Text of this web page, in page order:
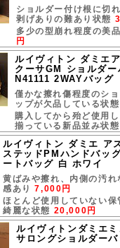
ショルダー付け根に切
剥げありの難あり状態
多少の型崩れ程度の美
円
ルイヴィトン ダミエ
クーサGM ショルダー
N41111 2WAYバッグ
僅かな擦れ傷程度のシ
ップが欠品している状
購入してから殆ど使用
揃っている新品並み状
ルイヴィトン ダミエ ア
ステッドPMハンドバッ
ートバッグ 白 ホワイ
黄ばみや擦れ、内側の汚れ
感あり7,000円
ほとんど使用していない保
綺麗な状態 20,000円
ルイヴィトンダミエ
サロングショルダー